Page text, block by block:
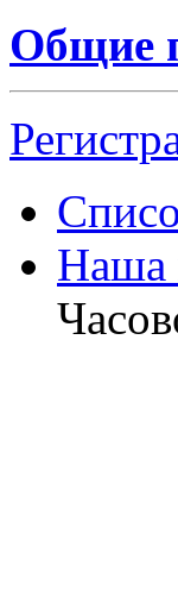
Общие
Наша